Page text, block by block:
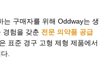
는 구매자를 위해 Oddway는 생
경험을 갖춘 전문 의약품 공급
표준 경구 고형 제형 제품에서
.